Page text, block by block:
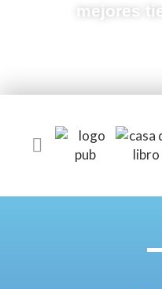
mejores